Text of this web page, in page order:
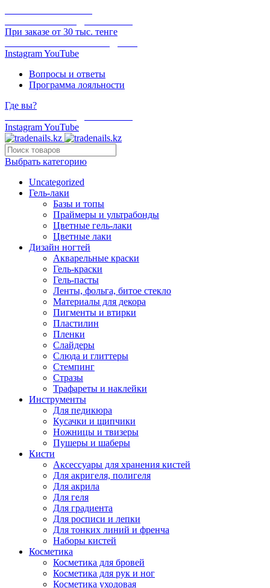
При заказе от 30 тыс. тенге
InstagramYouTube
Вопросы и ответы
Программа лояльности
Где вы?
InstagramYouTube
Выбрать категорию
Uncategorized
Гель-лаки
Базы и топы
Праймеры и ультрабонды
Цветные гель-лаки
Цветные лаки
Дизайн ногтей
Акварельные краски
Гель-краски
Гель-пасты
Ленты, фольга, битое стекло
Материалы для декора
Пигменты и втирки
Пластилин
Пленки
Слайдеры
Слюда и глиттеры
Стемпинг
Стразы
Трафареты и наклейки
Инструменты
Для педикюра
Кусачки и щипчики
Ножницы и твизеры
Пушеры и шаберы
Кисти
Аксессуары для хранения кистей
Для акригеля, полигеля
Для акрила
Для геля
Для градиента
Для росписи и лепки
Для тонких линий и френча
Наборы кистей
Косметика
Косметика для бровей
Косметика для рук и ног
Косметика уходовая